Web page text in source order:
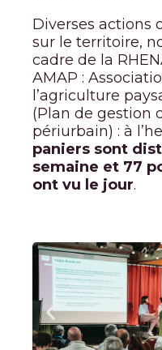
Diverses actions
sur le territoire,
cadre de la
AMAP :
l’agriculture
(Plan de gestion
périurbain) : à
paniers sont
semaine et 77
ont vu le jour.